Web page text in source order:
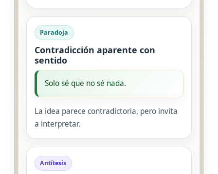
Paradoja
Contradicción aparente con
sentido
Solo sé que no sé nada.
La idea parece contradictoria, pero invita
a interpretar.
Antítesis